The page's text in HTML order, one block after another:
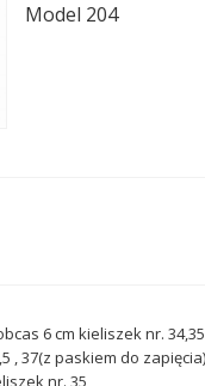
Model 204
6 cm kieliszek nr.
, 37(z paskiem do
nr. 35